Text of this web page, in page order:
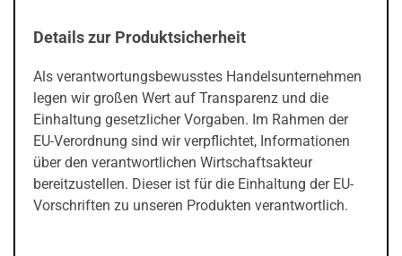
Details zur Produktsicherheit
Als verantwortungsbewusstes Handelsunternehmen
legen wir großen Wert auf Transparenz und die
Einhaltung gesetzlicher Vorgaben. Im Rahmen der
EU-Verordnung sind wir verpflichtet, Informationen
über den verantwortlichen Wirtschaftsakteur
bereitzustellen. Dieser ist für die Einhaltung der EU-
Vorschriften zu unseren Produkten verantwortlich.